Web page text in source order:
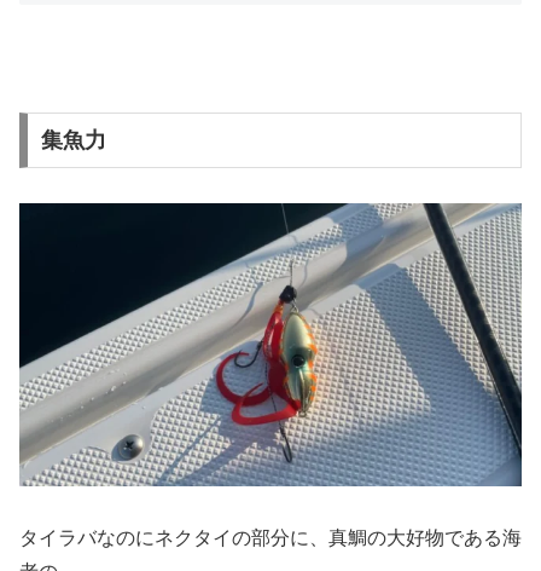
集魚力
タイラバなのにネクタイの部分に、真鯛の大好物である海